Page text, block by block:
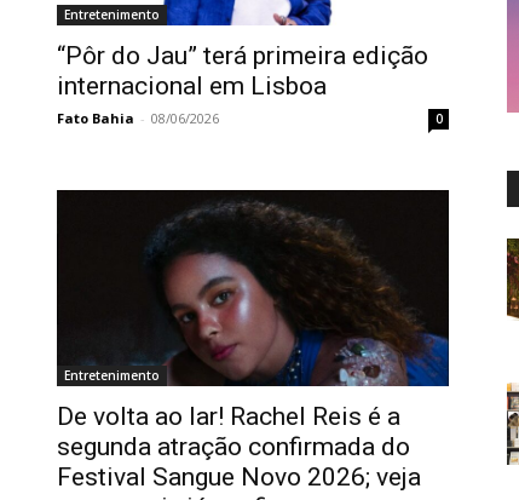
Entretenimento
“Pôr do Jau” terá primeira edição
internacional em Lisboa
Fato Bahia - 08/06/2026 0
Entretenimento
De volta ao lar! Rachel Reis é a
segunda atração confirmada do
Festival Sangue Novo 2026; veja